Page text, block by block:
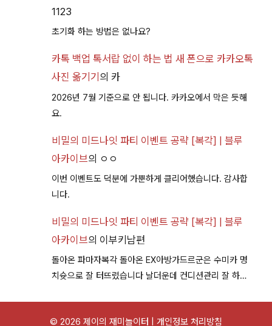
1123
초기화 하는 방법은 없나요?
카톡 백업 톡서랍 없이 하는 법 새 폰으로 카카오톡
사진 옮기기 의 카
2026년 7월 기준으로 안 됩니다. 카카오에서 막은 듯해
요.
비밀의 미드나잇 파티 이벤트 공략 [복각] | 블루
아카이브의 ㅇㅇ
이번 이벤트도 덕분에 가뿐하게 클리어했습니다. 감사합
니다.
비밀의 미드나잇 파티 이벤트 공략 [복각] | 블루
아카이브의 이부키남편
돌아온 파마자복각 돌아온 EX아방가드르군은 수미카 명
치슛으로 잘 터뜨렸습니다 날더운데 컨디션관리 잘 하시
© 2026 제이의 재미놀이터 | 개인정보 처리방침